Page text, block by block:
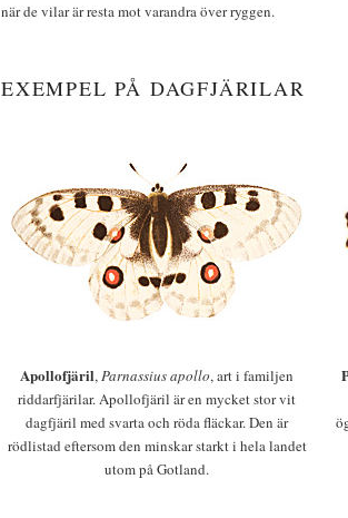
när de vilar är resta mot varandra över ryggen.
EXEMPEL PÅ DAGFJÄRILAR
Apollofjäril,Parnassius apollo, art i familjen
riddarfjärilar. Apollofjäril är en mycket stor vit
dagfjäril med svarta och röda fläckar. Den är
rödlistad eftersom den minskar starkt i hela landet
utom på Gotland.